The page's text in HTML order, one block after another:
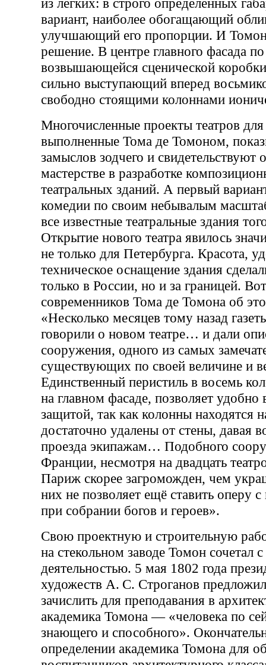
вариант, наиболее обогащающий
улучшающий его пропорции. И
решение. В центре главного фасада
возвышающейся сценической коробки
сильно выступающий вперед
свободно стоящими колоннами
Многочисленные проекты театров
выполненные Тома де Томоном,
замыслов зодчего и свидетельствуют
мастерстве в разработке
театральных зданий. А первый
комедии по своим небывалым
все известные театральные здания
Открытие нового театра явилось
не только для Петербурга. Красота,
техническое оснащение здания
только в России, но и за границей.
современников Тома де Томона об
«Несколько месяцев тому назад
говорили о новом театре… и дали
сооружения, одного из самых
существующих по своей величине и
Единственный перистиль в восемь
на главном фасаде, позволяет удобно
защитой, так как колонны находятся
достаточно удалены от стены, давая
проезда экипажам… Подобного
Франции, несмотря на двадцать
Париж скорее загроможден, чем
них не позволяет ещё ставить оперу
при собрании богов и героев».
Свою проектную и строительную
на стекольном заводе Томон сочетал
деятельностью. 5 мая 1802 года
художеств А. С. Строганов
зачислить для преподавания в
академика Томона — «человека по
знающего и способного».
определении академика Томона для